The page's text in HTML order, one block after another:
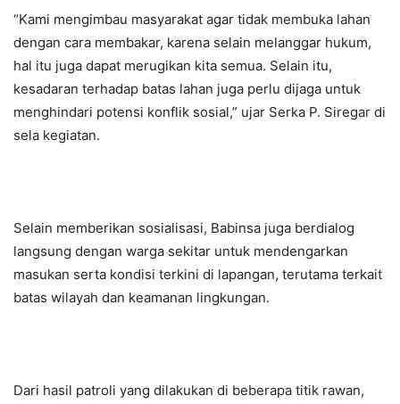
“Kami mengimbau masyarakat agar tidak membuka lahan
dengan cara membakar, karena selain melanggar hukum,
hal itu juga dapat merugikan kita semua. Selain itu,
kesadaran terhadap batas lahan juga perlu dijaga untuk
menghindari potensi konflik sosial,” ujar Serka P. Siregar di
sela kegiatan.
Selain memberikan sosialisasi, Babinsa juga berdialog
langsung dengan warga sekitar untuk mendengarkan
masukan serta kondisi terkini di lapangan, terutama terkait
batas wilayah dan keamanan lingkungan.
Dari hasil patroli yang dilakukan di beberapa titik rawan,